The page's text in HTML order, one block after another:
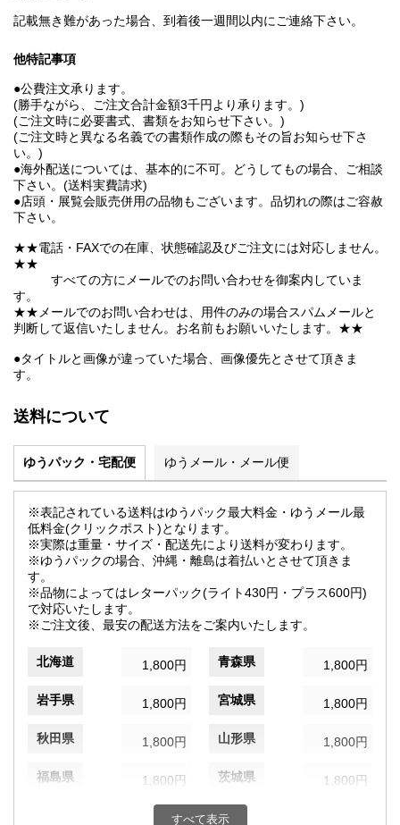
記載無き難があった場合、到着後一週間以内にご連絡下さい。
他特記事項
●公費注文承ります。
(勝手ながら、ご注文合計金額3千円より承ります。)
(ご注文時に必要書式、書類をお知らせ下さい。)
(ご注文時と異なる名義での書類作成の際もその旨お知らせ下さ
い。)
●海外配送については、基本的に不可。どうしてもの場合、ご相談
下さい。(送料実費請求)
●店頭・展覧会販売併用の品物もございます。品切れの際はご容赦
下さい。
★★電話・FAXでの在庫、状態確認及びご注文には対応しません。
★★
すべての方にメールでのお問い合わせを御案内していま
す。
★★メールでのお問い合わせは、用件のみの場合スパムメールと
判断して返信いたしません。お名前もお願いいたします。★★
●タイトルと画像が違っていた場合、画像優先とさせて頂きま
す。
送料について
ゆうパック・宅配便 ゆうメール・メール便
※表記されている送料はゆうパック最大料金・ゆうメール最
低料金(クリックポスト)となります。
※実際は重量・サイズ・配送先により送料が変わります。
※ゆうパックの場合、沖縄・離島は着払いとさせて頂きま
す。
※品物によってはレターパック(ライト430円・プラス600円)
で対応いたします。
※ご注文後、最安の配送方法をご案内いたします。
北海道 1,800円 青森県 1,800円
岩手県 1,800円 宮城県 1,800円
秋田県 1,800円 山形県 1,800円
福島県 1,800円 茨城県 1,800円
1,800円 群馬県
すべて表示